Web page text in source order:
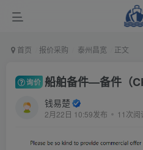
首页 报价采购 泰州昌宽 正文
询价 船舶备件—备件（
钱易楚
2月22日 10:59发布 11次阅